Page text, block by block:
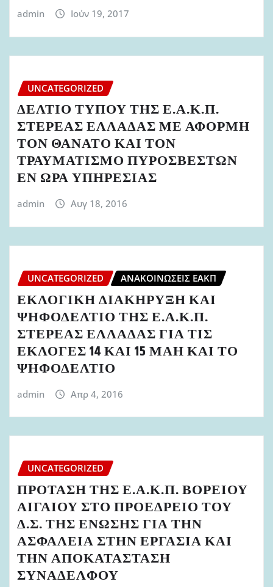
admin Ιούν 19, 2017
UNCATEGORIZED
ΔΕΛΤΙΟ ΤΥΠΟΥ ΤΗΣ Ε.Α.Κ.Π.
ΣΤΕΡΕΑΣ ΕΛΛΑΔΑΣ ΜΕ ΑΦΟΡΜΗ
ΤΟΝ ΘΑΝΑΤΟ ΚΑΙ ΤΟΝ
ΤΡΑΥΜΑΤΙΣΜΟ ΠΥΡΟΣΒΕΣΤΩΝ
ΕΝ ΩΡΑ ΥΠΗΡΕΣΙΑΣ
admin Αυγ 18, 2016
UNCATEGORIZED ΑΝΑΚΟΙΝΏΣΕΙΣ ΕΑΚΠ
ΕΚΛΟΓΙΚΗ ΔΙΑΚΗΡΥΞΗ ΚΑΙ
ΨΗΦΟΔΕΛΤΙΟ ΤΗΣ Ε.Α.Κ.Π.
ΣΤΕΡΕΑΣ ΕΛΛΑΔΑΣ ΓΙΑ ΤΙΣ
ΕΚΛΟΓΕΣ 14 ΚΑΙ 15 ΜΑΗ ΚΑΙ ΤΟ
ΨΗΦΟΔΕΛΤΙΟ
admin Απρ 4, 2016
UNCATEGORIZED
ΠΡΟΤΑΣΗ ΤΗΣ Ε.Α.Κ.Π. ΒΟΡΕΙΟΥ
ΑΙΓΑΙΟΥ ΣΤΟ ΠΡΟΕΔΡΕΙΟ ΤΟΥ
Δ.Σ. ΤΗΣ ΕΝΩΣΗΣ ΓΙΑ ΤΗΝ
ΑΣΦΑΛΕΙΑ ΣΤΗΝ ΕΡΓΑΣΙΑ ΚΑΙ
ΤΗΝ ΑΠΟΚΑΤΑΣΤΑΣΗ
ΣΥΝΑΔΕΛΦΟΥ